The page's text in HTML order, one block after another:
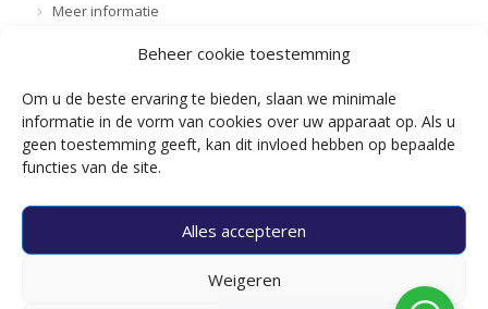
Beheer cookie toestemming
Om u de beste ervaring te bieden, slaan we minimale
informatie in de vorm van cookies over uw apparaat op. Als u
geen toestemming geeft, kan dit invloed hebben op bepaalde
functies van de site.
Alles accepteren
Weigeren
Meer informatie
Projectleider Elektrotechniek en/of WTB
Chef-monteur WTB
Monteur Elektrotechniek
Werkvoorbereider / Tekenaar Elektrotechniek